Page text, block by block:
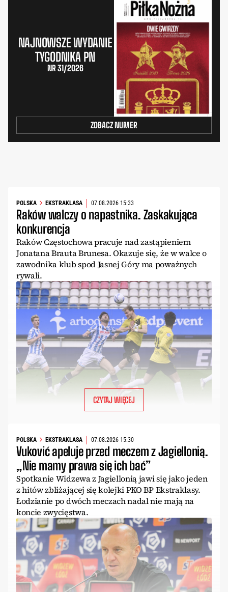
NAJNOWSZE WYDANIE
TYGODNIKA PN
NR 31/2026
ZOBACZ NUMER
POLSKA EKSTRAKLASA 07.08.2026 15:33
Raków walczy o napastnika. Zaskakująca
konkurencja
Raków Częstochowa pracuje nad zastąpieniem
Jonatana Brauta Brunesa. Okazuje się, że w walce o
zawodnika klub spod Jasnej Góry ma poważnych
rywali.
CZYTAJ WIĘCEJ
POLSKA EKSTRAKLASA 07.08.2026 15:30
Vuković apeluje przed meczem z Jagiellonią.
„Nie mamy prawa się ich bać”
Spotkanie Widzewa z Jagiellonią jawi się jako jeden
z hitów zbliżającej się kolejki PKO BP Ekstraklasy.
Łodzianie po dwóch meczach nadal nie mają na
koncie zwycięstwa.